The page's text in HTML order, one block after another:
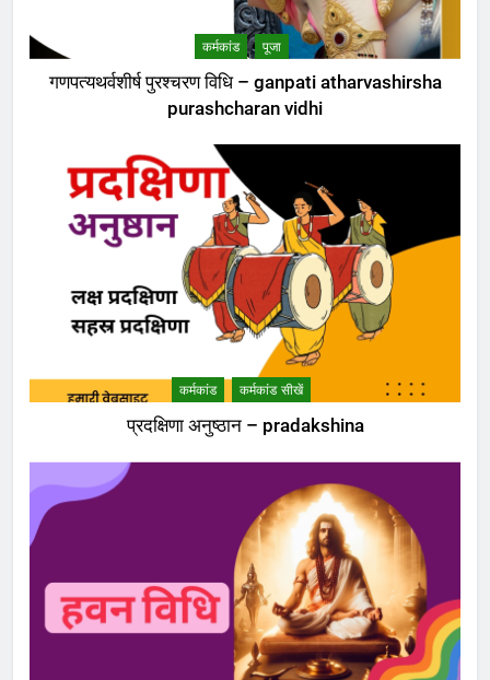
कर्मकांड पूजा
गणपत्यथर्वशीर्ष पुरश्चरण विधि – ganpati atharvashirsha
purashcharan vidhi
कर्मकांड कर्मकांड सीखें
प्रदक्षिणा अनुष्ठान – pradakshina